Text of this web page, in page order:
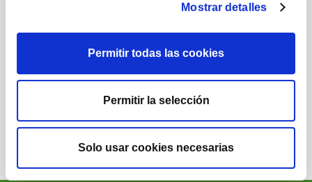
Mostrar detalles
Permitir todas las cookies
Permitir la selección
Solo usar cookies necesarias
24,971
Followers
19,221
Followers